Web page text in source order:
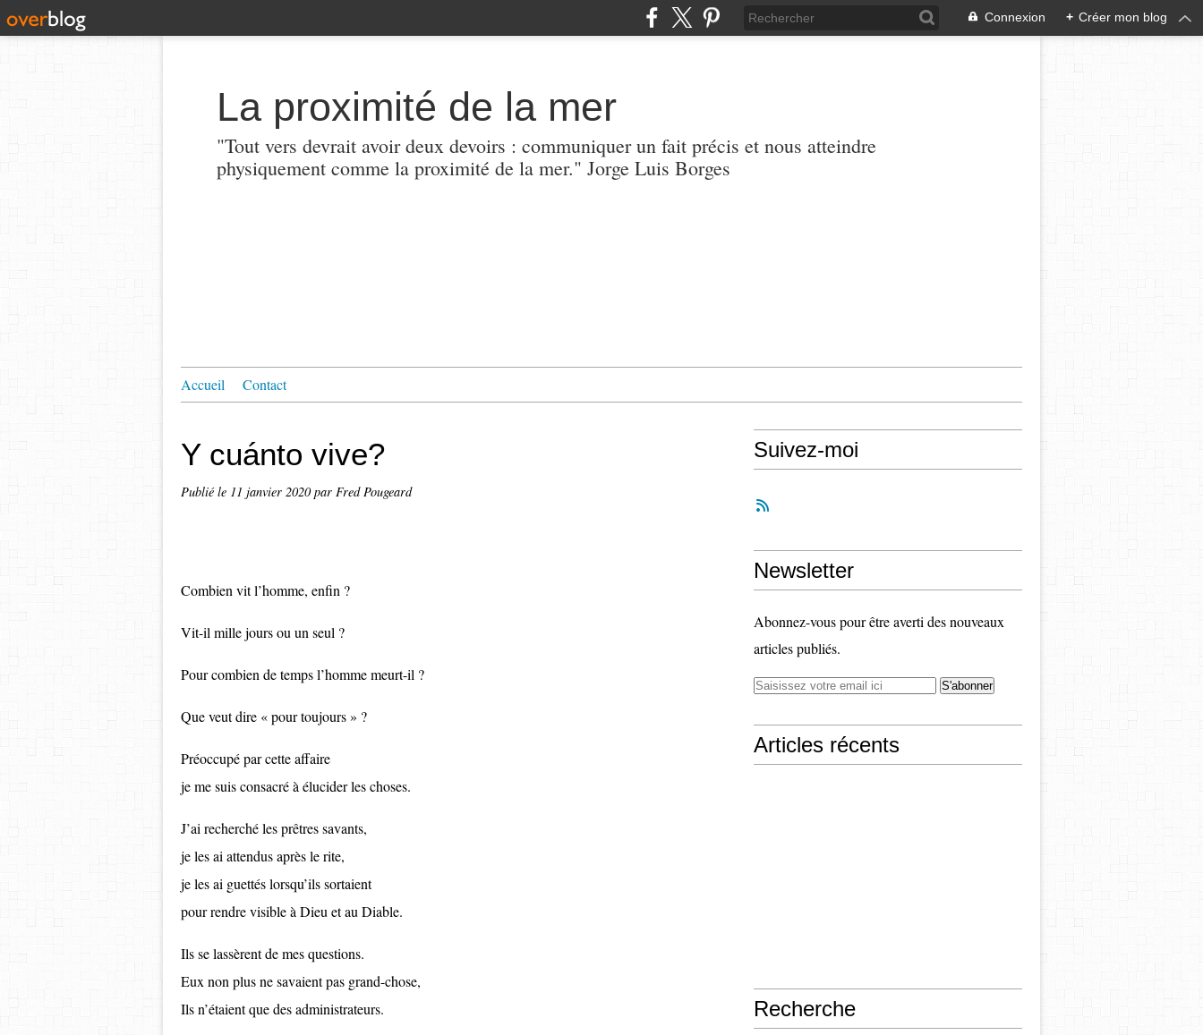
Connexion + Créer mon blog
La proximité de la mer
"Tout vers devrait avoir deux devoirs : communiquer un fait précis et nous atteindre
physiquement comme la proximité de la mer." Jorge Luis Borges
Accueil Contact
Y cuánto vive?
Publié le 11 janvier 2020par Fred Pougeard
Combien vit l’homme, enfin ?
Vit-il mille jours ou un seul ?
Pour combien de temps l’homme meurt-il ?
Que veut dire « pour toujours » ?
Préoccupé par cette affaire
je me suis consacré à élucider les choses.
J’ai recherché les prêtres savants,
je les ai attendus après le rite,
je les ai guettés lorsqu’ils sortaient
pour rendre visible à Dieu et au Diable.
Ils se lassèrent de mes questions.
Eux non plus ne savaient pas grand-chose,
Ils n’étaient que des administrateurs.
Suivez-moi
Newsletter
Abonnez-vous pour être averti des nouveaux
articles publiés.
Articles récents
Recherche